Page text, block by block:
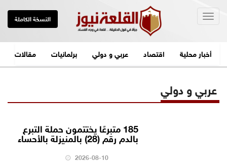
النسخة الكاملة
أخبار محلية اقتصاد عربي و دولي برلمانيات مقالات
عربي و دولي
185 متبرعًا يختتمون حملة التبرع
بالدم رقم (28) بالمنيزلة بالأحساء
2026-08-10